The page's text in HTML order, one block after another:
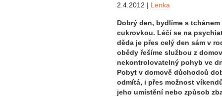
2.4.2012 | Lenka
Dobrý den, bydlíme s
cukrovkou. Léčí se na
děda je přes celý den sám v
obědy řešíme službou z
nekontrolovatelný pohyb ve
Pobyt v domově důchodců
odmítá, i přes možnost
jeho umístění nebo způsob